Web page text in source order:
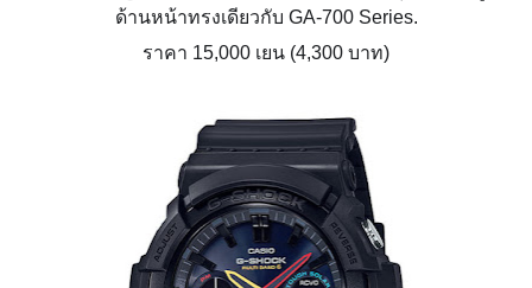
ด้านหน้าทรงเดียวกับ GA-700 Series.
ราคา 15,000 เยน (4,300 บาท)